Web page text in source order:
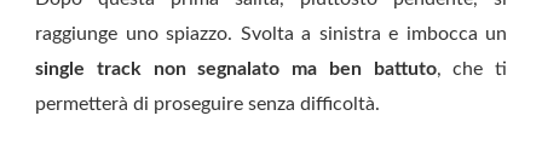
raggiunge uno spiazzo. Svolta a sinistra e imbocca un
single track non segnalato ma ben battuto, che ti
permetterà di proseguire senza difficoltà.